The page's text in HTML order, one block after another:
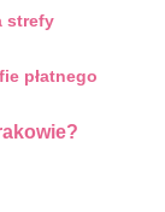
strefy
płatnego